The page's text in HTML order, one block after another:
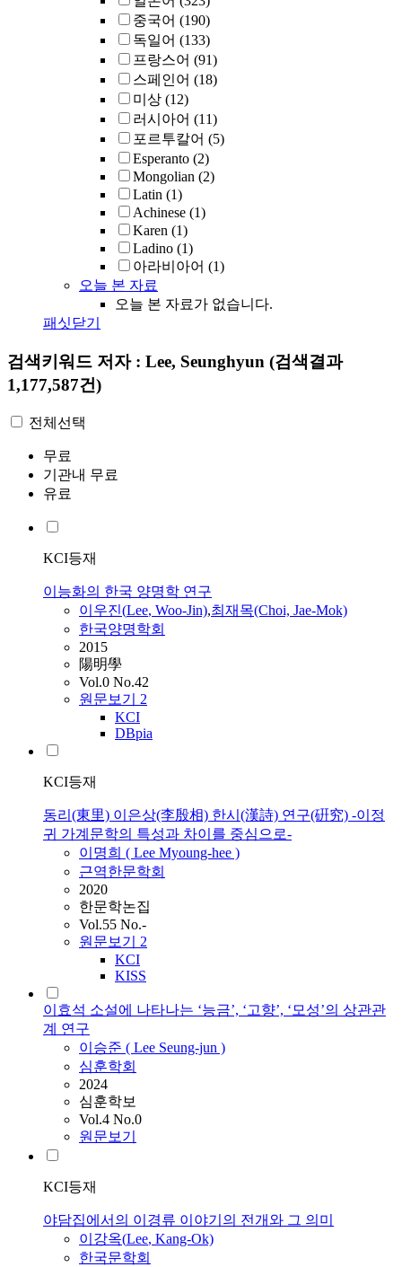
중국어 (190)
독일어 (133)
프랑스어 (91)
스페인어 (18)
미상 (12)
러시아어 (11)
포르투칼어 (5)
Esperanto (2)
Mongolian (2)
Latin (1)
Achinese (1)
Karen (1)
Ladino (1)
아라비아어 (1)
오늘 본 자료
오늘 본 자료가 없습니다.
패싯닫기
검색키워드 저자 : Lee, Seunghyun (검색결과
1,177,587건)
전체선택
무료
기관내 무료
유료
KCI등재
이능화의 한국 양명학 연구
이우진(Lee, Woo-Jin),최재목(Choi, Jae-Mok)
한국양명학회
2015
陽明學
Vol.0 No.42
원문보기 2
KCI
DBpia
KCI등재
동리(東里) 이은상(李殷相) 한시(漢詩) 연구(硏究) -이정
귀 가계문학의 특성과 차이를 중심으로-
이명희 ( Lee Myoung-hee )
근역한문학회
2020
한문학논집
Vol.55 No.-
원문보기 2
KCI
KISS
이효석 소설에 나타나는 ‘능금’, ‘고향’, ‘모성’의 상관관
계 연구
이승준 ( Lee Seung-jun )
심훈학회
2024
심훈학보
Vol.4 No.0
원문보기
KCI등재
야담집에서의 이경류 이야기의 전개와 그 의미
이강옥(Lee, Kang-Ok)
한국문학회